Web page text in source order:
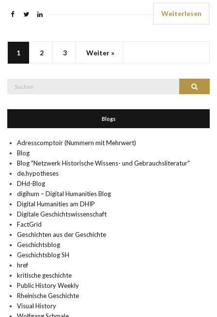
Weiterlesen
1 2 3 Weiter »
Suchen
Blogs
Adresscomptoir (Nummern mit Mehrwert)
Blog
Blog "Netzwerk Historische Wissens- und Gebrauchsliteratur"
de.hypotheses
DHd-Blog
digihum – Digital Humanities Blog
Digital Humanities am DHIP
Digitale Geschichtswissenschaft
FactGrid
Geschichten aus der Geschichte
Geschichtsblog
Geschichtsblog SH
href
kritische geschichte
Public History Weekly
Rheinische Geschichte
Visual History